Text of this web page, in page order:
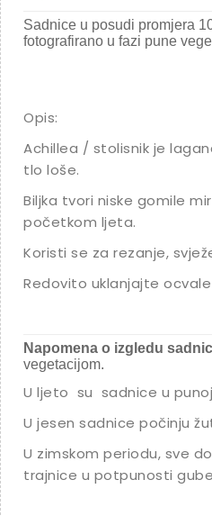
Sadnice u posudi promjera
fotografirano u fazi pune
Opis:
Achillea / stolisnik je
tlo loše.
Biljka tvori niske gomile
početkom ljeta.
Koristi se za rezanje,
Redovito uklanjajte
Napomena o izgledu
vegetacijom.
U ljeto su sadnice u
U jesen sadnice počinju
U zimskom periodu, sve
trajnice u potpunosti